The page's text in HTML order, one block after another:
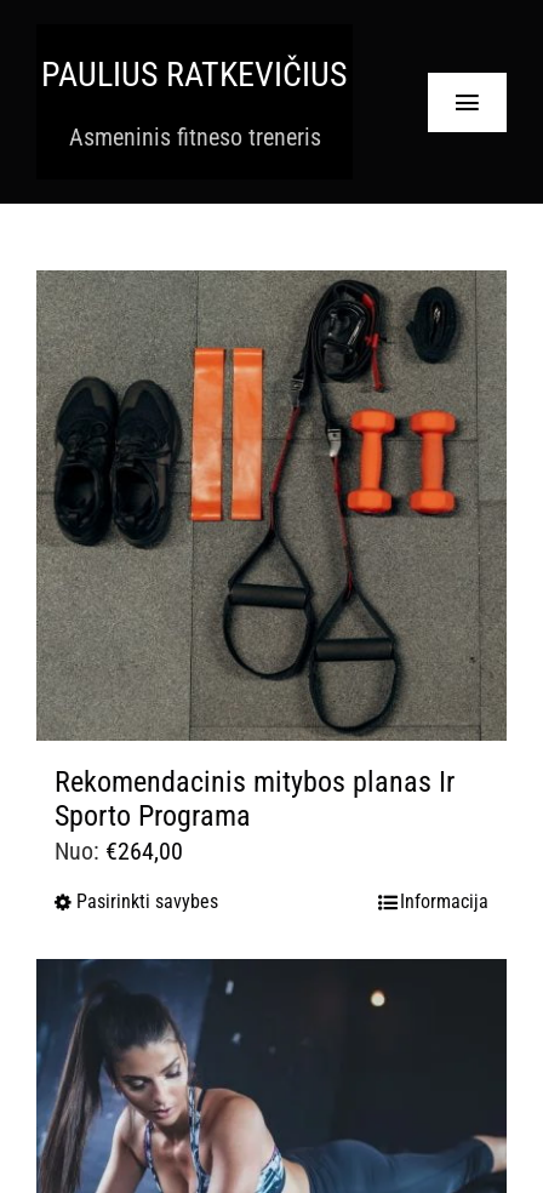
contentPAULIUS RATKEVIČIUS
Asmeninis fitneso treneris
Toggle
Apie
Krepšelis
Paskyra
Rekomendacinis mitybos planas Ir
Sporto Programa
Nuo: €264,00
Pasirinkti savybes Informacija